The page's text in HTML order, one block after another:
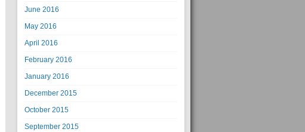
June 2016
May 2016
April 2016
February 2016
January 2016
December 2015
October 2015
September 2015